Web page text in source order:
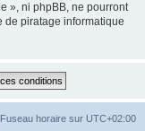
», ni phpBB, ne pourront
de piratage informatique
Fuseau horaire sur UTC+02:00